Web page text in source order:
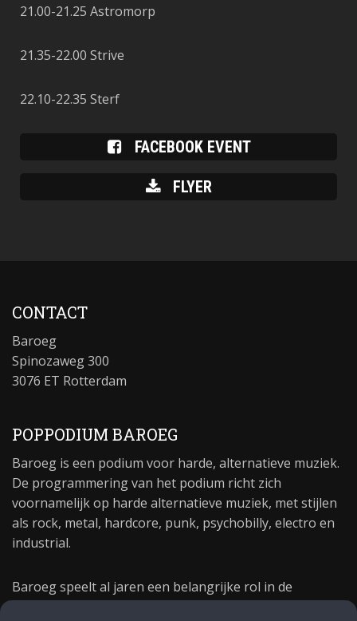
21.00-21.25 Astromorp
21.35-22.00 Strive
22.10-22.35 Sterf
FACEBOOK EVENT
FLYER
CONTACT
Baroeg
Spinozaweg 300
3076 ET Rotterdam
POPPODIUM BAROEG
Baroeg is een podium voor harde, alternatieve muziek.
De programmering van het podium richt zich
voornamelijk op harde alternatieve muziek, met stijlen
als rock, metal, hardcore, punk, psychobilly, electro en
industrial.
Baroeg speelt al jaren een belangrijke rol in de